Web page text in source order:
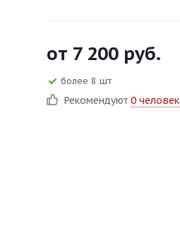
от 7 200 руб.
более 8 шт
Рекомендуют 0 человек